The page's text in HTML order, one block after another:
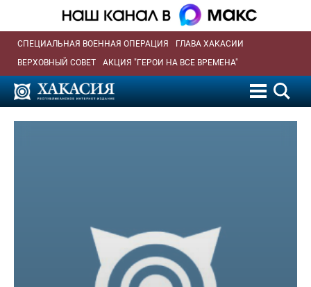
СПЕЦИАЛЬНАЯ ВОЕННАЯ ОПЕРАЦИЯ
ГЛАВА ХАКАСИИ
ВЕРХОВНЫЙ СОВЕТ
АКЦИЯ "ГЕРОИ НА ВСЕ ВРЕМЕНА"